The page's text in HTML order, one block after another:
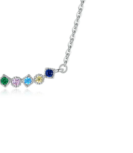
výmena, reklamácia
súkromia